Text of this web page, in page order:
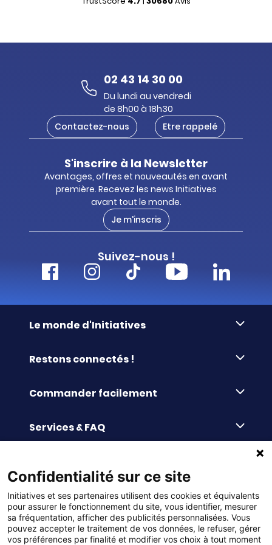
02 43 14 30 00
Du lundi au vendredi
de 8h00 à 18h30
Contactez-nous
Etre rappelé
S'inscrire à la Newsletter
Avantages, offres et nouveautés en avant
première. Recevez les news Initiatives
avant tout le monde.
Je m'inscris
Suivez-nous !
Le monde d'Initiatives
Initiatives-cœur
Enquête de satisfaction
Restons connectés !
La newsletter
Commander facilement
La livraison
Le paiement
Services & FAQ
Paiement différé sans frais
Le service Après-Vente
LE MANS CEDEX 2
Politique de confidentialité
Charte cookies
Initiatives est le spécialiste français des solutions de
collecte de fonds pour les établissements scolaires
et les associations. Initiatives s’adresse aux écoles
primaires, maternelles, aux collèges et lycées, aux
associations scolaires (APE, APEL, OGEC, sou des écoles,
Confidentialité sur ce site
Initiatives et ses partenaires utilisent des cookies et équivalents
pour assurer le fonctionnement du site, vous identifier, mesurer
sa fréquentation, afficher des publicités personnalisées. Vous
pouvez accepter le traitement de vos données, le refuser, gérer
vos préférences par finalité et modifier vos choix à tout moment